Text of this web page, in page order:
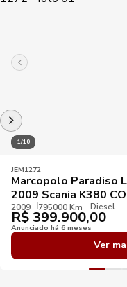
1/10
JEM1272
Marcopolo Paradiso
2009 Scania K380
2009 795000 Km Diesel
R$ 399.900,00
Anunciado há 6 meses
Ver